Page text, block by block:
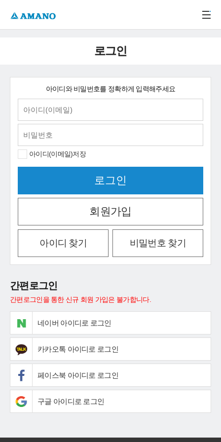
로그인
아이디와 비밀번호를 정확하게 입력해주세요
아이디(이메일)저장
회원가입
아이디 찾기 비밀번호 찾기
간편로그인
간편로그인을 통한 신규 회원 가입은 불가합니다.
네이버 아이디로 로그인
카카오톡 아이디로 로그인
페이스북 아이디로 로그인
구글 아이디로 로그인